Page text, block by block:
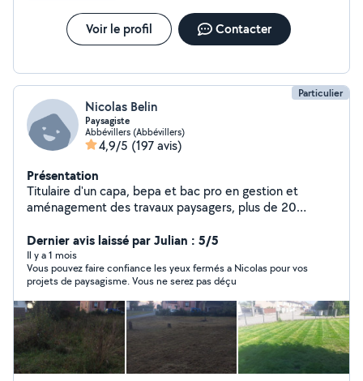
Voir le profil Contacter
Particulier
Nicolas Belin
Paysagiste
Abbévillers (Abbévillers)
4,9/5 (197 avis)
Présentation
Titulaire d'un capa, bepa et bac pro en gestion et
aménagement des travaux paysagers, plus de 20
travailleur, soigneux, créatif. Ma priorité : que les voisins
soient à 300% satisfaits de mon travail.
Dernier avis laissé par Julian : 5/5
Il y a 1 mois
Vous pouvez faire confiance les yeux fermés a Nicolas pour vos
projets de paysagisme. Vous ne serez pas déçu